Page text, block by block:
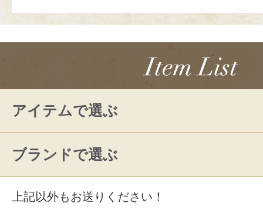
アイテムで選ぶ
ブランドで選ぶ
上記以外もお送りください！